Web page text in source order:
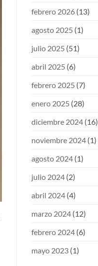
febrero 2026(13)
agosto 2025 (1)
julio 2025 (51)
abril 2025 (6)
febrero 2025 (7)
enero 2025 (28)
diciembre 2024(16)
noviembre 2024(1)
agosto 2024(1)
julio 2024(2)
abril 2024(4)
marzo 2024(12)
febrero 2024(6)
mayo 2023(1)